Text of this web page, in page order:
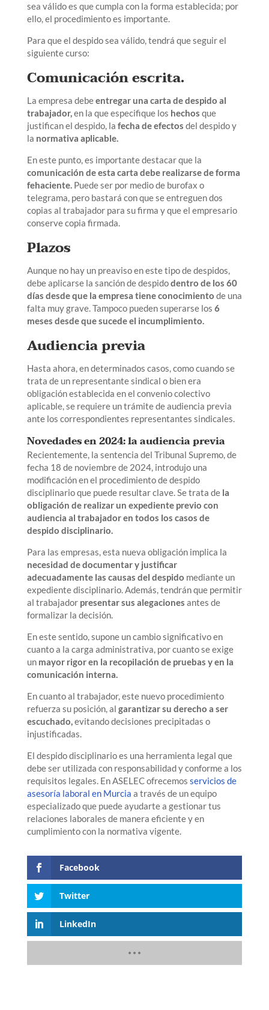
sea válido es que cumpla con la forma establecida; por
ello, el procedimiento es importante.
Para que el despido sea válido, tendrá que seguir el
siguiente curso:
Comunicación escrita.
La empresa debeentregar una carta de despido al
trabajador,en la que especifique los hechos que
justifican el despido, la fecha de efectos del despido y
la normativa aplicable.
En este punto, es importante destacar que la
comunicación de esta carta debe realizarse de forma
fehaciente.Puede ser por medio de burofax o
telegrama, pero bastará con que se entreguen dos
copias al trabajador para su firma y que el empresario
conserve copia firmada.
Plazos
Aunque no hay un preaviso en este tipo de despidos,
debe aplicarse la sanción de despidodentro de los 60
días desde que la empresa tiene conocimiento de una
falta muy grave. Tampoco pueden superarse los 6
meses desde que sucede el incumplimiento.
Audiencia previa
Hasta ahora, en determinados casos, como cuando se
trata de un representante sindical o bien era
obligación establecida en el convenio colectivo
aplicable, se requiere un trámite de audiencia previa
ante los correspondientes representantes sindicales.
Novedades en 2024: la audiencia previa
Recientemente, la sentencia del Tribunal Supremo, de
fecha 18 de noviembre de 2024, introdujo una
modificación en el procedimiento de despido
disciplinario que puede resultar clave. Se trata de la
obligación de realizar un expediente previo con
audiencia al trabajador en todos los casos de
despido disciplinario.
Para las empresas, esta nueva obligación implica la
necesidad de documentar y justificar
adecuadamente las causas del despido mediante un
expediente disciplinario. Además, tendrán que permitir
al trabajadorpresentar sus alegaciones antes de
formalizar la decisión.
En este sentido, supone un cambio significativo en
cuanto a la carga administrativa, por cuanto se exige
un mayor rigor en la recopilación de pruebas y en la
comunicación interna.
En cuanto al trabajador, este nuevo procedimiento
refuerza su posición, al garantizar su derecho a ser
escuchado,evitando decisiones precipitadas o
injustificadas.
El despido disciplinario es una herramienta legal que
debe ser utilizada con responsabilidad y conforme a los
requisitos legales. En ASELEC ofrecemos servicios de
asesoría laboral en Murcia a través de un equipo
especializado que puede ayudarte a gestionar tus
relaciones laborales de manera eficiente y en
cumplimiento con la normativa vigente.
Facebook
Twitter
LinkedIn